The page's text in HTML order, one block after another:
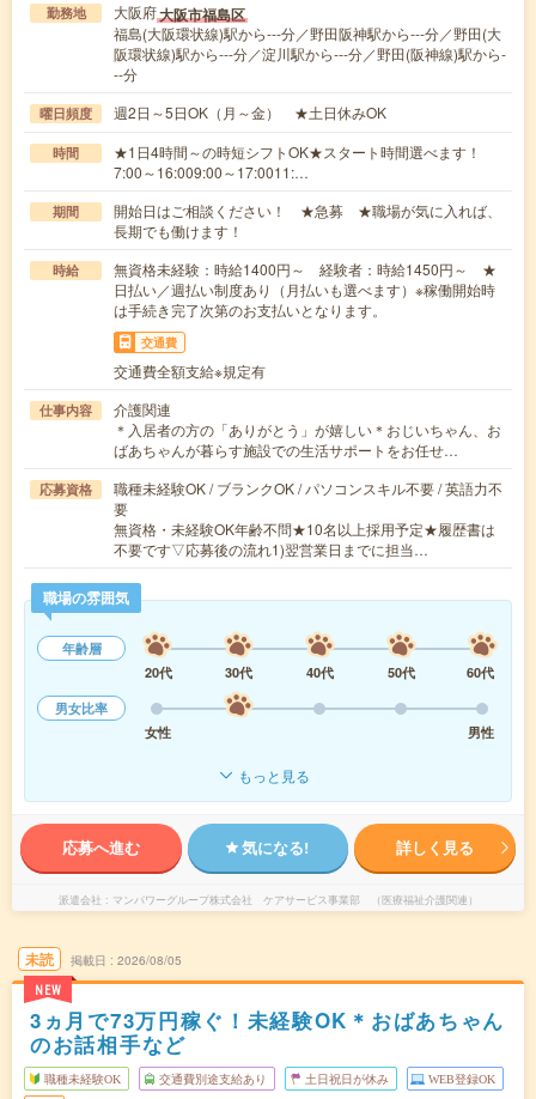
勤務地 大阪府大阪市福島区
福島(大阪環状線)駅から---分／野田阪神駅から---分／野田(大
阪環状線)駅から---分／淀川駅から---分／野田(阪神線)駅から-
--分
曜日頻度 週2日～5日OK（月～金） ★土日休みOK
時間
★1日4時間～の時短シフトOK★スタート時間選べます！
7:00～16:009:00～17:0011:…
期間
開始日はご相談ください！ ★急募 ★職場が気に入れば、
長期でも働けます！
時給
無資格未経験：時給1400円～ 経験者：時給1450円～ ★
日払い／週払い制度あり（月払いも選べます）※稼働開始時
は手続き完了次第のお支払いとなります。
交通費
交通費全額支給※規定有
仕事内容
介護関連
＊入居者の方の「ありがとう」が嬉しい＊おじいちゃん、お
ばあちゃんが暮らす施設での生活サポートをお任せ…
応募資格
職種未経験OK / ブランクOK / パソコンスキル不要 / 英語力不
要
無資格・未経験OK年齢不問★10名以上採用予定★履歴書は
不要です▽応募後の流れ1)翌営業日までに担当…
職場の雰囲気
年齢層
20代
30代 40代 50代
60代
男女比率
女性
男性
もっと見る
応募へ進む 気になる! 詳しく見る
派遣会社 マンパワーグループ株式会社 ケアサービス事業部 （医療福祉介護関連）
未読
NEW
掲載日 2026/08/05
3ヵ月で73万円稼ぐ！未経験OK＊おばあちゃん
のお話相手など
職種未経験OK 交通費別途支給あり 土日祝日が休み WEB登録OK